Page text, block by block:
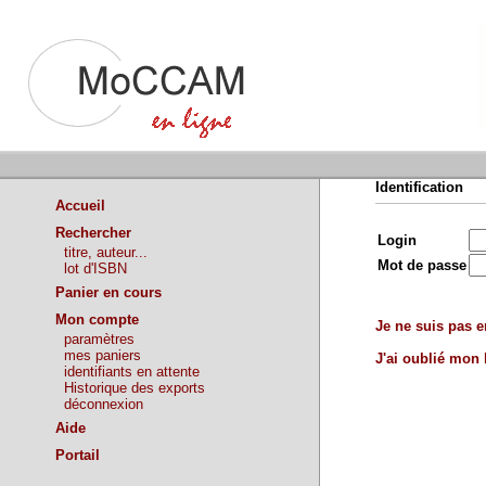
Accueil
Rechercher
titre, auteur...
lot d'ISBN
Panier en cours
Mon compte
paramètres
mes paniers
identifiants en attente
Historique des exports
déconnexion
Aide
Portail
Identification
Login
Mot de passe
Je ne suis pas
J'ai oublié mon